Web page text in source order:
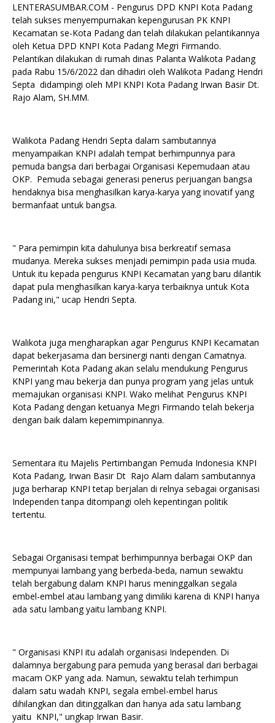
LENTERASUMBAR.COM - Pengurus DPD KNPI Kota Padang
telah sukses menyempurnakan kepengurusan PK KNPI
Kecamatan se-Kota Padang dan telah dilakukan pelantikannya
oleh Ketua DPD KNPI Kota Padang Megri Firmando.
Pelantikan dilakukan di rumah dinas Palanta Walikota Padang
pada Rabu 15/6/2022 dan dihadiri oleh Walikota Padang Hendri
Septa didampingi oleh MPI KNPI Kota Padang Irwan Basir Dt.
Rajo Alam, SH.MM.
Walikota Padang Hendri Septa dalam sambutannya
menyampaikan KNPI adalah tempat berhimpunnya para
pemuda bangsa dari berbagai Organisasi Kepemudaan atau
OKP. Pemuda sebagai generasi penerus perjuangan bangsa
hendaknya bisa menghasilkan karya-karya yang inovatif yang
bermanfaat untuk bangsa.
" Para pemimpin kita dahulunya bisa berkreatif semasa
mudanya. Mereka sukses menjadi pemimpin pada usia muda.
Untuk itu kepada pengurus KNPI Kecamatan yang baru dilantik
dapat pula menghasilkan karya-karya terbaiknya untuk Kota
Padang ini," ucap Hendri Septa.
Walikota juga mengharapkan agar Pengurus KNPI Kecamatan
dapat bekerjasama dan bersinergi nanti dengan Camatnya.
Pemerintah Kota Padang akan selalu mendukung Pengurus
KNPI yang mau bekerja dan punya program yang jelas untuk
memajukan organisasi KNPI. Wako melihat Pengurus KNPI
Kota Padang dengan ketuanya Megri Firmando telah bekerja
dengan baik dalam kepemimpinannya.
Sementara itu Majelis Pertimbangan Pemuda Indonesia KNPI
Kota Padang, Irwan Basir Dt Rajo Alam dalam sambutannya
juga berharap KNPI tetap berjalan di relnya sebagai organisasi
Independen tanpa ditompangi oleh kepentingan politik
tertentu.
Sebagai Organisasi tempat berhimpunnya berbagai OKP dan
mempunyai lambang yang berbeda-beda, namun sewaktu
telah bergabung dalam KNPI harus meninggalkan segala
embel-embel atau lambang yang dimiliki karena di KNPI hanya
ada satu lambang yaitu lambang KNPI.
" Organisasi KNPI itu adalah organisasi Independen. Di
dalamnya bergabung para pemuda yang berasal dari berbagai
macam OKP yang ada. Namun, sewaktu telah terhimpun
dalam satu wadah KNPI, segala embel-embel harus
dihilangkan dan ditinggalkan dan hanya ada satu lambang
yaitu KNPI," ungkap Irwan Basir.